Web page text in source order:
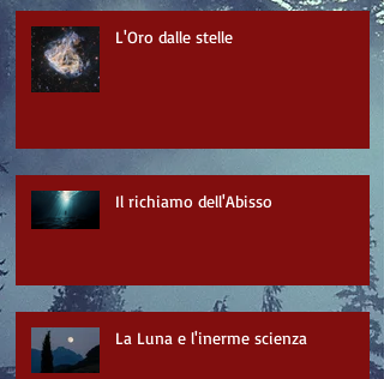
L'Oro dalle stelle
Il richiamo dell'Abisso
La Luna e l'inerme scienza